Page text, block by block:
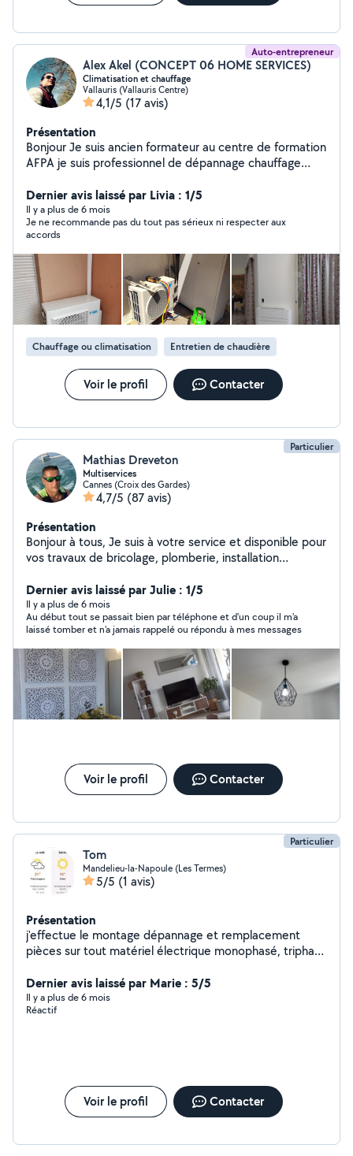
Auto-entrepreneur
Alex Akel (CONCEPT 06 HOME SERVICES)
Climatisation et chauffage
Vallauris (Vallauris Centre)
4,1/5 (17 avis)
Présentation
Bonjour Je suis ancien formateur au centre de formation
AFPA je suis professionnel de dépannage chauffage
instalateur disponible 7/7
Dernier avis laissé par Livia : 1/5
Il y a plus de 6 mois
Je ne recommande pas du tout pas sérieux ni respecter aux
accords
Chauffage ou climatisation Entretien de chaudière
Voir le profil Contacter
Particulier
Mathias Dreveton
Multiservices
Cannes (Croix des Gardes)
4,7/5 (87 avis)
Présentation
Bonjour à tous, Je suis à votre service et disponible pour
vos travaux de bricolage, plomberie, installation
et transport de charges lourdes. Après trois maisons
d'expérience, je touche à tout et propose mes services
pour vous rendre service. Au plaisir de vous rencontrer.
Mathias
Dernier avis laissé par Julie : 1/5
Il y a plus de 6 mois
Au début tout se passait bien par téléphone et d'un coup il m'a
laissé tomber et n'a jamais rappelé ou répondu à mes messages
Voir le profil Contacter
Particulier
Tom
Mandelieu-la-Napoule (Les Termes)
5/5 (1 avis)
Présentation
j'effectue le montage dépannage et remplacement
pièces sur tout matériel électrique monophasé, triphasé
service de votre climatiseur
Dernier avis laissé par Marie : 5/5
Il y a plus de 6 mois
Réactif
Voir le profil Contacter